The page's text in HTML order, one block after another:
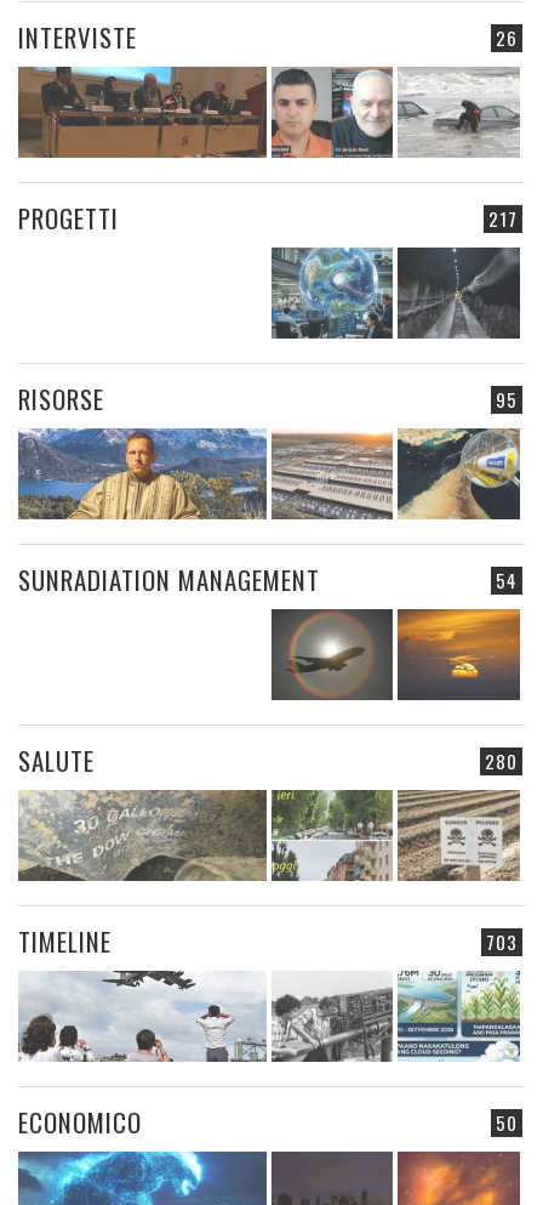
26
INTERVISTE
217
PROGETTI
95
RISORSE
54
SUNRADIATION MANAGEMENT
280
SALUTE
703
TIMELINE
50
ECONOMICO